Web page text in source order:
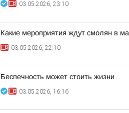
03.05.2026, 23:10
Какие мероприятия ждут смолян в
03.05.2026, 22:10
Беспечность может стоить жизни
03.05.2026, 16:16